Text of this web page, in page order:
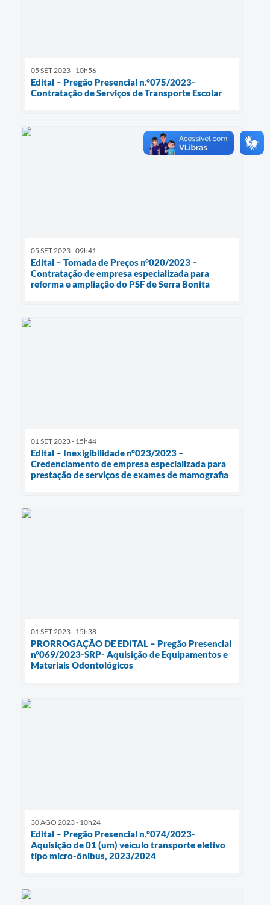
05 SET 2023 - 10h56
Edital – Pregão Presencial n.°075/2023-
Contratação de Serviços de Transporte Escolar
05 SET 2023 - 09h41
Edital – Tomada de Preços n°020/2023 –
Contratação de empresa especializada para
reforma e ampliação do PSF de Serra Bonita
01 SET 2023 - 15h44
Edital – Inexigibilidade n°023/2023 –
Credenciamento de empresa especializada para
prestação de serviços de exames de mamografia
01 SET 2023 - 15h38
PRORROGAÇÃO DE EDITAL – Pregão Presencial
n°069/2023-SRP- Aquisição de Equipamentos e
Materiais Odontológicos
30 AGO 2023 - 10h24
Edital – Pregão Presencial n.°074/2023-
Aquisição de 01 (um) veículo transporte eletivo
tipo micro-ônibus, 2023/2024